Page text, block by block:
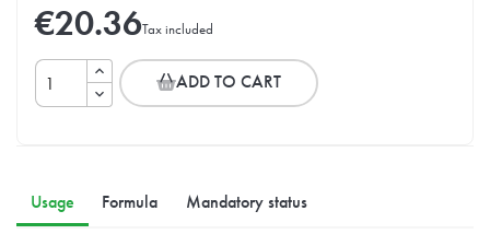
€20.36Tax included
ADD TO CART
Usage Formula Mandatory status